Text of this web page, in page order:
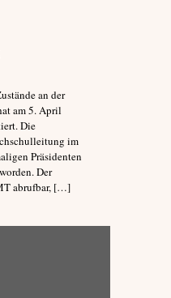
an der
am 5. April
Die
im
Präsidenten
Der
abrufbar, […]